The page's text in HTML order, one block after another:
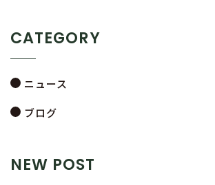
CATEGORY
ニュース
ブログ
NEW POST